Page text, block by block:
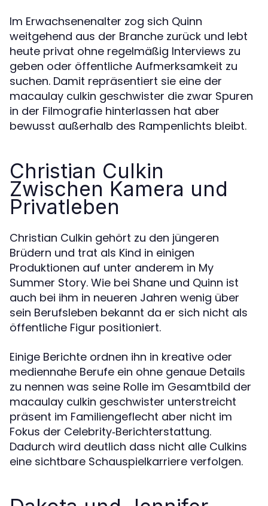
Im Erwachsenenalter zog sich Quinn
weitgehend aus der Branche zurück und lebt
heute privat ohne regelmäßig Interviews zu
geben oder öffentliche Aufmerksamkeit zu
suchen. Damit repräsentiert sie eine der
macaulay culkin geschwister die zwar Spuren
in der Filmografie hinterlassen hat aber
bewusst außerhalb des Rampenlichts bleibt.
Christian Culkin
Zwischen Kamera und
Privatleben
Christian Culkin gehört zu den jüngeren
Brüdern und trat als Kind in einigen
Produktionen auf unter anderem in My
Summer Story. Wie bei Shane und Quinn ist
auch bei ihm in neueren Jahren wenig über
sein Berufsleben bekannt da er sich nicht als
öffentliche Figur positioniert.
Einige Berichte ordnen ihn in kreative oder
mediennahe Berufe ein ohne genaue Details
zu nennen was seine Rolle im Gesamtbild der
macaulay culkin geschwister unterstreicht
präsent im Familiengeflecht aber nicht im
Fokus der Celebrity‑Berichterstattung.
Dadurch wird deutlich dass nicht alle Culkins
eine sichtbare Schauspielkarriere verfolgen.